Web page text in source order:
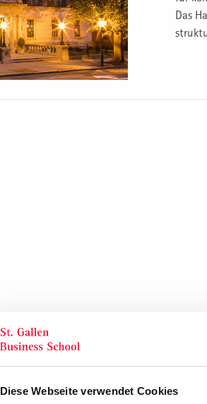
Diese Webseite verwendet Cookies
Das